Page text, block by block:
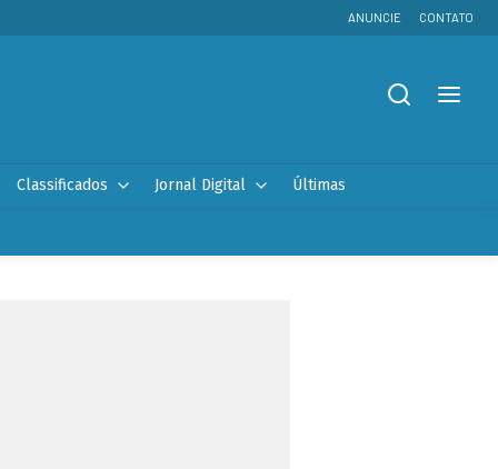
ANUNCIE CONTATO
Classificados Jornal Digital Últimas